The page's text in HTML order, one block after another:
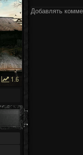
Добавлять
1.6